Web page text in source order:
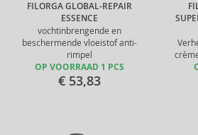
FILORGA GLOBAL-REPAIR
ESSENCE
vochtinbrengende en
beschermende vloeistof anti-
rimpel
OP VOORRAAD 1 PCS
€ 53,83